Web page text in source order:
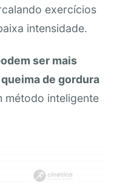
exercícios
intensidade.
ser mais
de gordura
método inteligente